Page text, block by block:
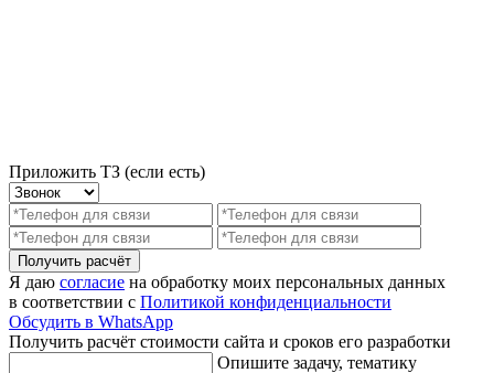
Приложить ТЗ (если есть)
Получить расчёт
Я даю согласие на обработку моих персональных данных
в соответствии с Политикой конфиденциальности
Обсудить в WhatsApp
Получить расчёт стоимости сайта и сроков его разработки
Опишите задачу, тематику